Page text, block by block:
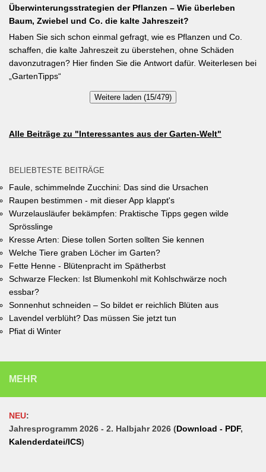
der Luft binden – Vorfrucht-Wirkung für das nächste Gartenjahr.
Verbesserung des Ortsklimas zu leisten. Warum? Entsiegelte
Flächen helfen… Hitze zu reduzieren Regenwasser besser zu
speichern und das Wohnumfeld insgesamt lebenswerter zu
gestalten. Insgesamt drei Gärten werden prämiert. Insgesamt drei
gleichwertige Sieger werden durch eine Expertenjury, bestehend
aus Vertretern der Gemeinde Unterhaching sowie des
gewinnen gibt es jeweils einen Gutschein von Pflanzen-Kölle
das Anmeldeformular siehe auf den Seiten der Gemeinde
Überwinterungsstrategien der Pflanzen – Wie überleben
Baum, Zwiebel und Co. die kalte Jahreszeit?
Haben Sie sich schon einmal gefragt, wie es Pflanzen und Co.
schaffen, die kalte Jahreszeit zu überstehen, ohne Schäden
davonzutragen? Hier finden Sie die Antwort dafür. Weiterlesen bei
„GartenTipps“
Weitere laden (15/479)
Alle Beiträge zu "Interessantes aus der Garten-Welt"
BELIEBTESTE BEITRÄGE
Faule, schimmelnde Zucchini: Das sind die Ursachen
Raupen bestimmen - mit dieser App klappt's
Wurzelausläufer bekämpfen: Praktische Tipps gegen wilde
Sprösslinge
Kresse Arten: Diese tollen Sorten sollten Sie kennen
Welche Tiere graben Löcher im Garten?
Fette Henne - Blütenpracht im Spätherbst
Schwarze Flecken: Ist Blumenkohl mit Kohlschwärze noch
essbar?
Sonnenhut schneiden – So bildet er reichlich Blüten aus
Lavendel verblüht? Das müssen Sie jetzt tun
Pfiat di Winter
MEHR
NEU:
Jahresprogramm 2026 - 2. Halbjahr 2026 (Download - PDF,
Kalenderdatei/ICS)